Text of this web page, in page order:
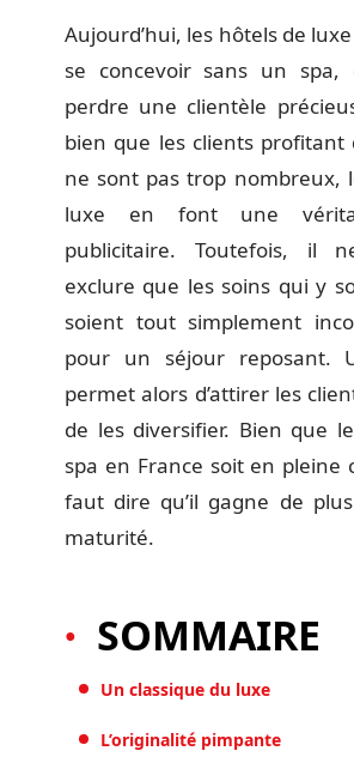
Aujourd’hui, les hôtels de
se concevoir sans un
perdre une clientèle
bien que les clients profitant
ne sont pas trop nombreux,
luxe en font une
publicitaire. Toutefois, il
exclure que les soins qui y
soient tout simplement
pour un séjour reposant.
permet alors d’attirer les
de les diversifier. Bien que
spa en France soit en pleine
faut dire qu’il gagne de
maturité.
SOMMAIRE
Un classique du luxe
L’originalité pimpante